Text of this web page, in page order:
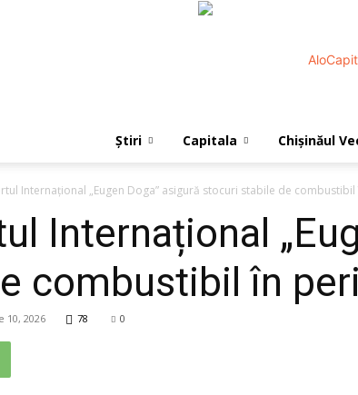
Știri Capitala Chișinăul
Internațional „Eugen Doga” asigură stocuri stabile de
Internațional
combustibil în
10, 2026 78 0